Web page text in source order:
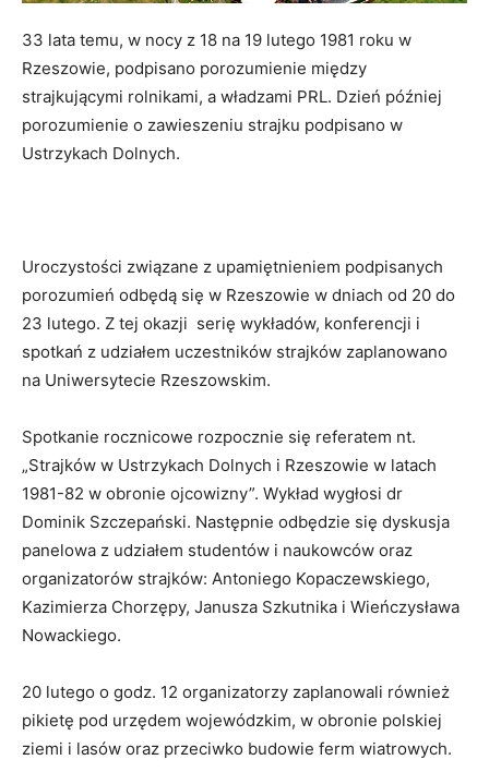
33 lata temu, w nocy z 18 na 19 lutego 1981 roku w
Rzeszowie, podpisano porozumienie między
strajkującymi rolnikami, a władzami PRL. Dzień później
porozumienie o zawieszeniu strajku podpisano w
Ustrzykach Dolnych.
Uroczystości związane z upamiętnieniem podpisanych
porozumień odbędą się w Rzeszowie w dniach od 20 do
23 lutego. Z tej okazji serię wykładów, konferencji i
spotkań z udziałem uczestników strajków zaplanowano
na Uniwersytecie Rzeszowskim.
Spotkanie rocznicowe rozpocznie się referatem nt.
„Strajków w Ustrzykach Dolnych i Rzeszowie w latach
1981-82 w obronie ojcowizny”. Wykład wygłosi dr
Dominik Szczepański. Następnie odbędzie się dyskusja
panelowa z udziałem studentów i naukowców oraz
organizatorów strajków: Antoniego Kopaczewskiego,
Kazimierza Chorzępy, Janusza Szkutnika i Wieńczysława
Nowackiego.
20 lutego o godz. 12 organizatorzy zaplanowali również
pikietę pod urzędem wojewódzkim, w obronie polskiej
ziemi i lasów oraz przeciwko budowie ferm wiatrowych.